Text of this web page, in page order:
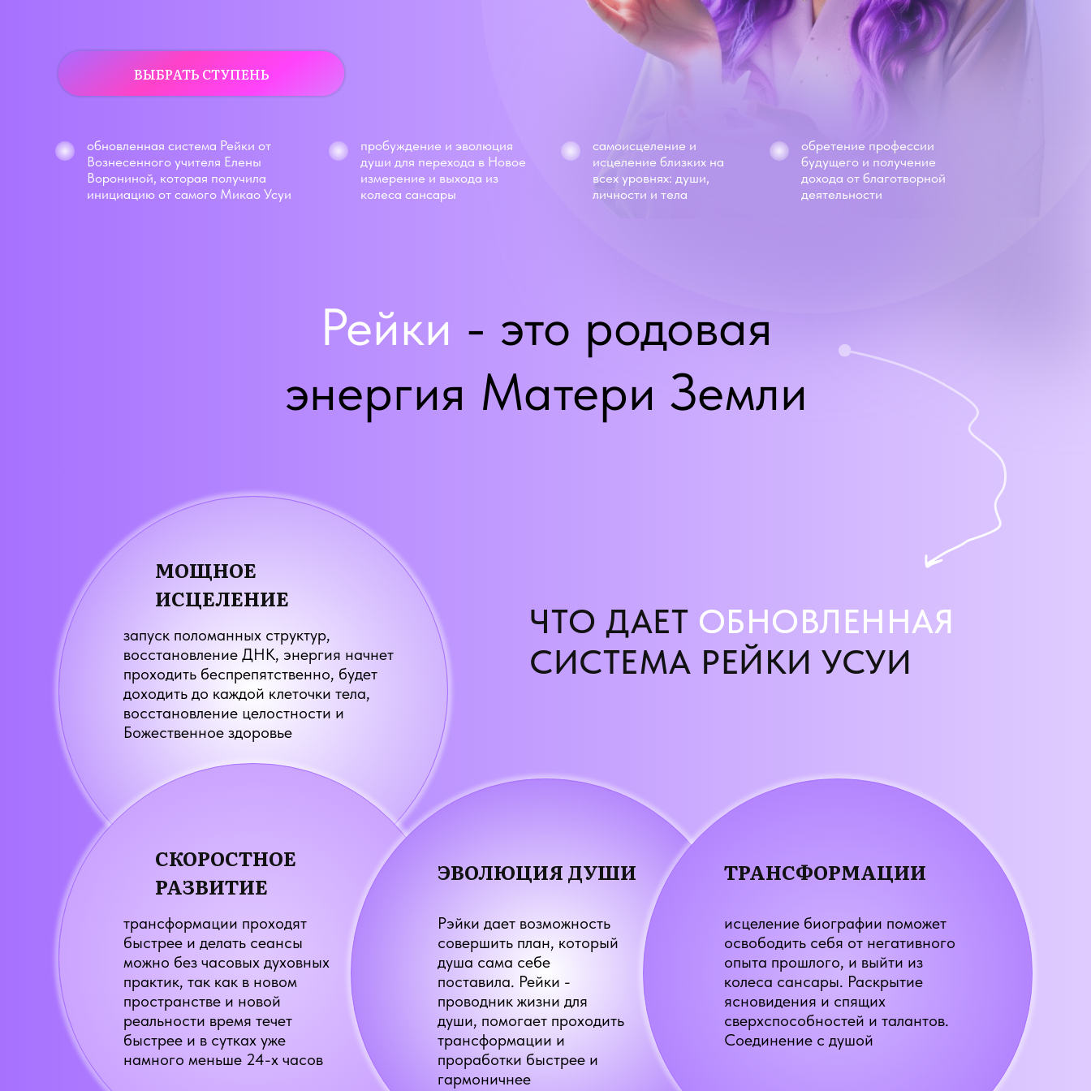
обновленная система Рейки от
Вознесенного учителя Елены
Ворониной, которая получила
инициацию от самого Микао Усуи
пробуждение и эволюция
души для перехода в Новое
измерение и выхода из
колеса сансары
ВЫБРАТЬ СТУПЕНЬ
обретение профессии
будущего и получение
дохода от благотворной
деятельности
самоисцеление и
исцеление близких на
всех уровнях: души,
личности и тела
Рейки - это родовая
энергия Матери Земли
СКОРОСТНОЕ
РАЗВИТИЕ
трансформации проходят
быстрее и делать сеансы
можно без часовых духовных
практик, так как в новом
пространстве и новой
реальности время течет
быстрее и в сутках уже
намного меньше 24-х часов
МОЩНОЕ
ИСЦЕЛЕНИЕ
запуск поломанных структур,
восстановление ДНК, энергия начнет
проходить беспрепятственно, будет
доходить до каждой клеточки тела,
восстановление целостности и
Божественное здоровье
ТРАНСФОРМАЦИИ
исцеление биографии поможет
освободить себя от негативного
опыта прошлого, и выйти из
колеса сансары. Раскрытие
ясновидения и спящих
сверхспособностей и талантов.
Соединение с душой
ЭВОЛЮЦИЯ ДУШИ
Рэйки дает возможность
совершить план, который
душа сама себе
поставила. Рейки -
проводник жизни для
души, помогает проходить
трансформации и
проработки быстрее и
гармоничнее
ЧТО ДАЕТ ОБНОВЛЕННАЯ
СИСТЕМА РЕЙКИ УСУИ